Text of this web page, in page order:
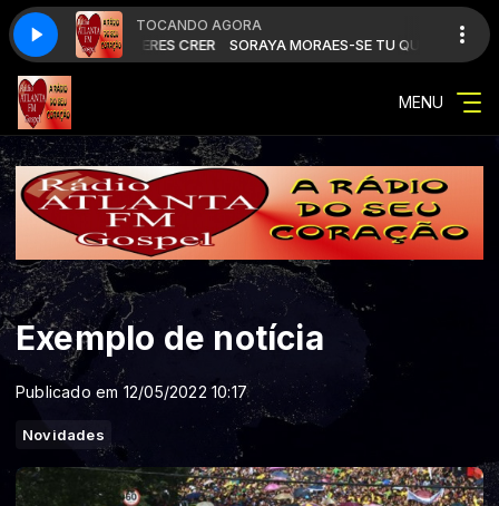
TOCANDO AGORA
SE TU QUISERES CRER SORAYA MORAES-SE TU QUISERES CRER
MENU
Exemplo de notícia
Publicado em 12/05/2022 10:17
Novidades